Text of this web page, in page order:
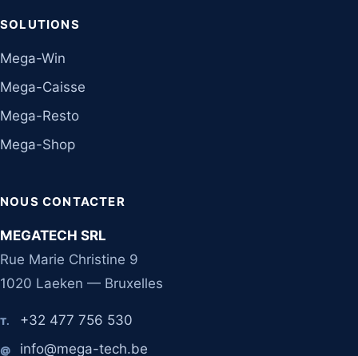
SOLUTIONS
Mega-Win
Mega-Caisse
Mega-Resto
Mega-Shop
NOUS CONTACTER
MEGATECH SRL
Rue Marie Christine 9
1020 Laeken — Bruxelles
T. +32 477 756 530
@ info@mega-tech.be